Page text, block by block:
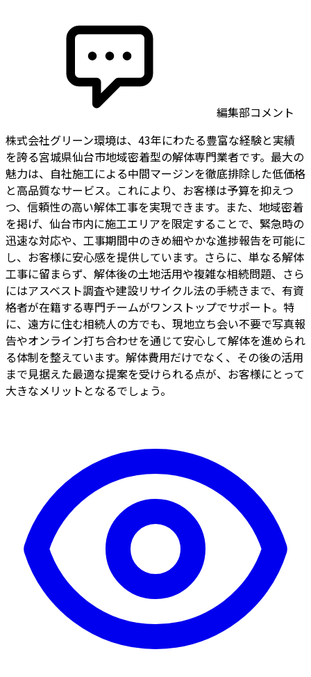
編集部コメント
株式会社グリーン環境は、43年にわたる豊富な経験と実績
を誇る宮城県仙台市地域密着型の解体専門業者です。最大の
魅力は、自社施工による中間マージンを徹底排除した低価格
と高品質なサービス。これにより、お客様は予算を抑えつ
つ、信頼性の高い解体工事を実現できます。また、地域密着
を掲げ、仙台市内に施工エリアを限定することで、緊急時の
迅速な対応や、工事期間中のきめ細やかな進捗報告を可能に
し、お客様に安心感を提供しています。さらに、単なる解体
工事に留まらず、解体後の土地活用や複雑な相続問題、さら
にはアスベスト調査や建設リサイクル法の手続きまで、有資
格者が在籍する専門チームがワンストップでサポート。特
に、遠方に住む相続人の方でも、現地立ち会い不要で写真報
告やオンライン打ち合わせを通じて安心して解体を進められ
る体制を整えています。解体費用だけでなく、その後の活用
まで見据えた最適な提案を受けられる点が、お客様にとって
大きなメリットとなるでしょう。